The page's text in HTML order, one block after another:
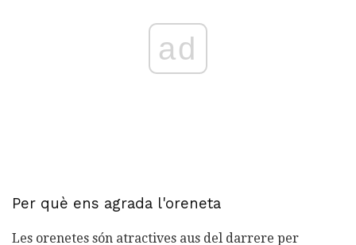
ad
Per què ens agrada l'oreneta
Les orenetes són atractives aus del darrere per